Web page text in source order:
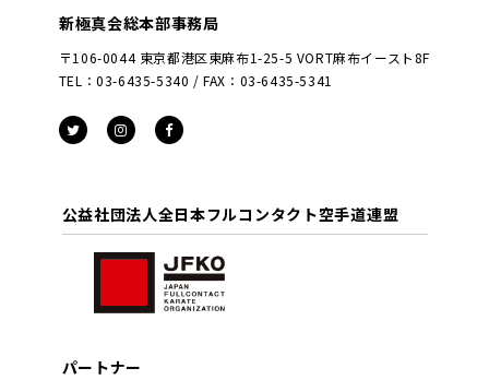
新極真会総本部事務局
〒106-0044 東京都港区東麻布1-25-5 VORT麻布イースト8F
TEL：03-6435-5340 / FAX：03-6435-5341
公益社団法人全日本フルコンタクト空手道連盟
パートナー